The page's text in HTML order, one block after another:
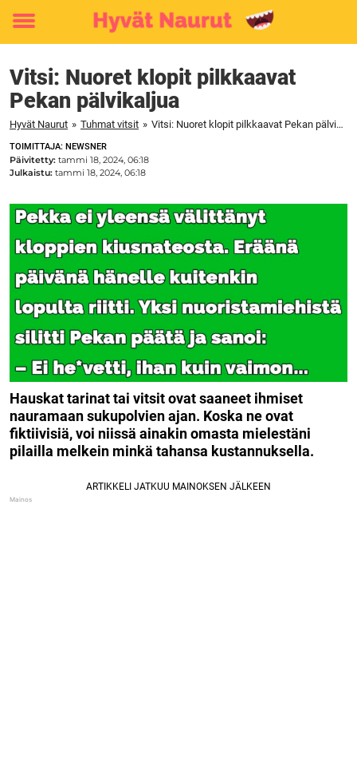
Toggle
Vitsi: Nuoret klopit pilkkaavat
Pekan pälvikaljua
Hyvät Naurut » Tuhmat vitsit » Vitsi: Nuoret klopit pilkkaavat Pekan pälvikaljua
TOIMITTAJA: NEWSNER
Päivitetty: tammi 18, 2024, 06:18
Julkaistu: tammi 18, 2024, 06:18
Hauskat tarinat tai vitsit ovat saaneet ihmiset
nauramaan sukupolvien ajan. Koska ne ovat
fiktiivisiä, voi niissä ainakin omasta mielestäni
pilailla melkein minkä tahansa kustannuksella.